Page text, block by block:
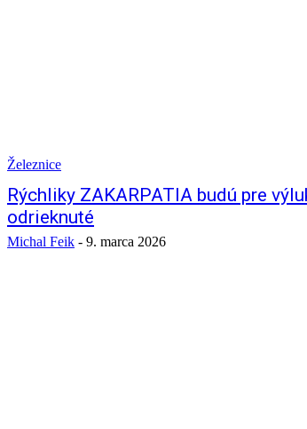
Železnice
Rýchliky ZAKARPATIA budú pre
odrieknuté
Michal Feik - 9. marca 2026